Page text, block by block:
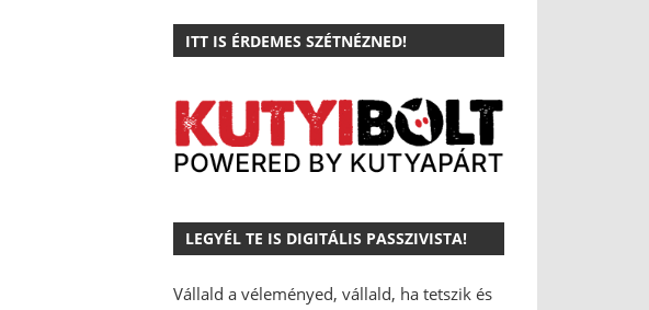
ITT IS ÉRDEMES SZÉTNÉZNED!
LEGYÉL TE IS DIGITÁLIS PASSZIVISTA!
Vállald a véleményed, vállald, ha tetszik és